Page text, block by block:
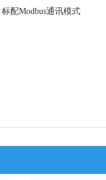
标配Modbus通讯模式